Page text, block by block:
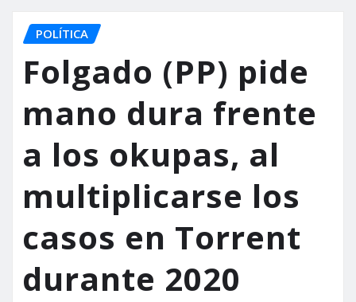
POLÍTICA
Folgado (PP) pide
mano dura frente
a los okupas, al
multiplicarse los
casos en Torrent
durante 2020